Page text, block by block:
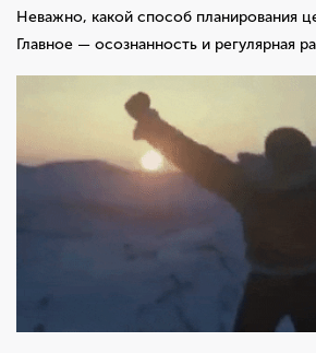
Неважно, какой способ планирования
Главное — осознанность и регулярная